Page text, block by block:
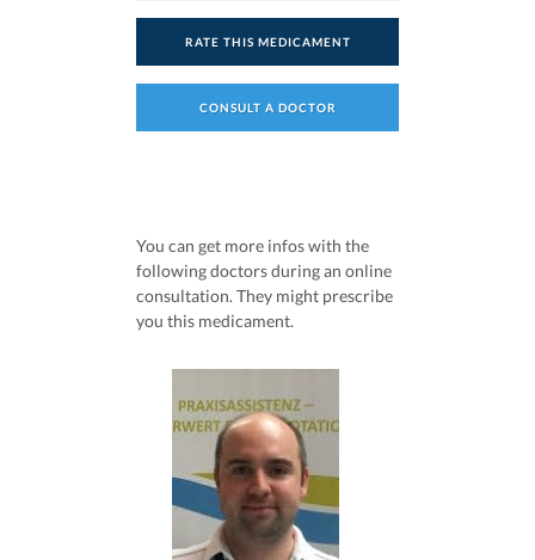
RATE THIS MEDICAMENT
CONSULT A DOCTOR
You can get more infos with the
following doctors during an online
consultation. They might prescribe
you this medicament.